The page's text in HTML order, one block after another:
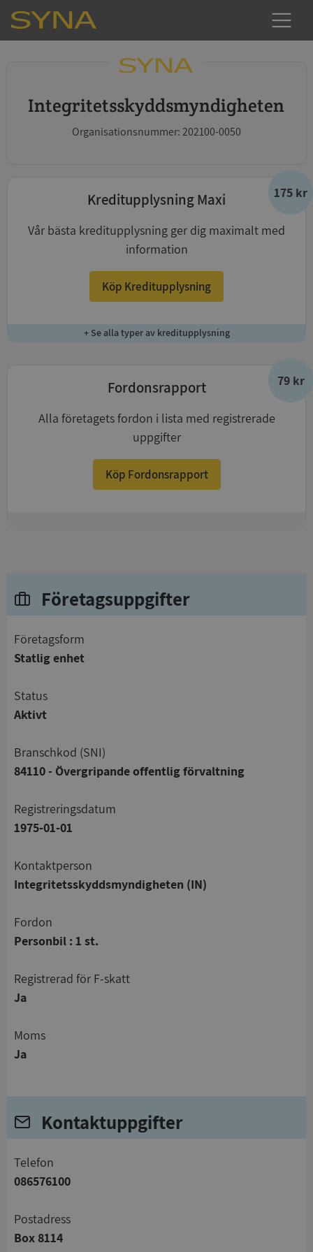
Integritetsskyddsmyndigheten
Organisationsnummer: 202100-0050
175 kr
Kreditupplysning Maxi
Vår bästa kreditupplysning ger dig maximalt med
information
Köp Kreditupplysning
+ Se alla typer av kreditupplysning
79 kr
Fordonsrapport
Alla företagets fordon i lista med registrerade
uppgifter
Köp Fordonsrapport
Företagsuppgifter
företagsform
Statlig enhet
status
Aktivt
branschkod (SNI)
84110 - Övergripande offentlig förvaltning
registreringsdatum
1975-01-01
Kontaktperson
Integritetsskyddsmyndigheten (IN)
Fordon
Personbil : 1 st.
registrerad för F-skatt
Ja
Moms
Ja
Kontaktuppgifter
telefon
086576100
Postadress
Box 8114